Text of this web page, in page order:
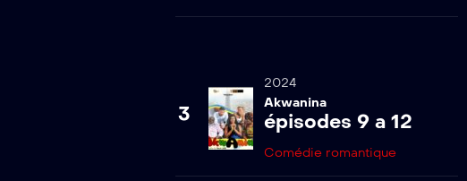
3
2024
Akwanina
épisodes 9 a 12
Comédie romantique